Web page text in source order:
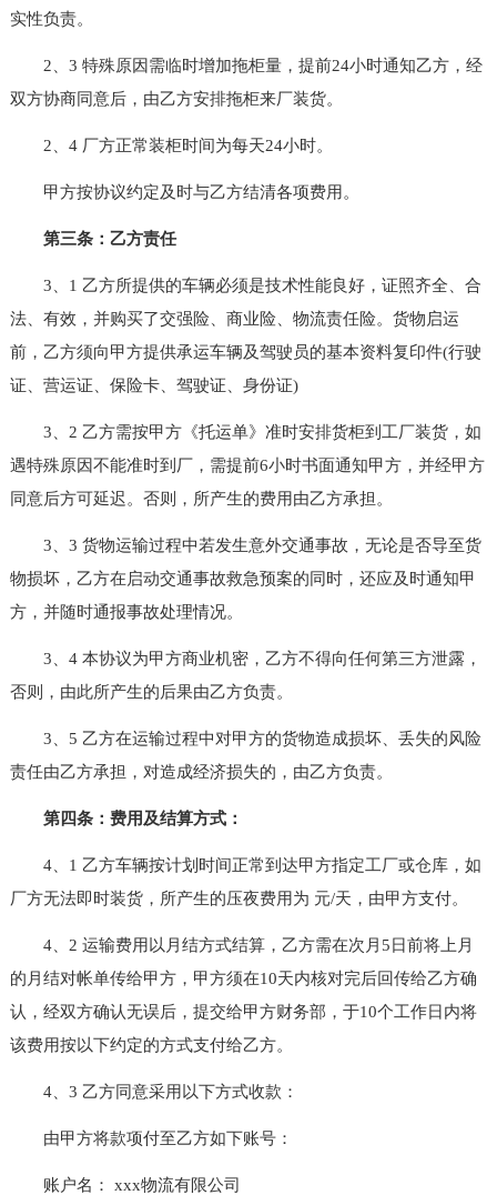
实性负责。
2、3 特殊原因需临时增加拖柜量，提前24小时通知乙方，经
双方协商同意后，由乙方安排拖柜来厂装货。
2、4 厂方正常装柜时间为每天24小时。
甲方按协议约定及时与乙方结清各项费用。
第三条：乙方责任
3、1 乙方所提供的车辆必须是技术性能良好，证照齐全、合
法、有效，并购买了交强险、商业险、物流责任险。货物启运
前，乙方须向甲方提供承运车辆及驾驶员的基本资料复印件(行驶
证、营运证、保险卡、驾驶证、身份证)
3、2 乙方需按甲方《托运单》准时安排货柜到工厂装货，如
遇特殊原因不能准时到厂，需提前6小时书面通知甲方，并经甲方
同意后方可延迟。否则，所产生的费用由乙方承担。
3、3 货物运输过程中若发生意外交通事故，无论是否导至货
物损坏，乙方在启动交通事故救急预案的同时，还应及时通知甲
方，并随时通报事故处理情况。
3、4 本协议为甲方商业机密，乙方不得向任何第三方泄露，
否则，由此所产生的后果由乙方负责。
3、5 乙方在运输过程中对甲方的货物造成损坏、丢失的风险
责任由乙方承担，对造成经济损失的，由乙方负责。
第四条：费用及结算方式：
4、1 乙方车辆按计划时间正常到达甲方指定工厂或仓库，如
厂方无法即时装货，所产生的压夜费用为 元/天，由甲方支付。
4、2 运输费用以月结方式结算，乙方需在次月5日前将上月
的月结对帐单传给甲方，甲方须在10天内核对完后回传给乙方确
认，经双方确认无误后，提交给甲方财务部，于10个工作日内将
该费用按以下约定的方式支付给乙方。
4、3 乙方同意采用以下方式收款：
由甲方将款项付至乙方如下账号：
账户名： xxx物流有限公司